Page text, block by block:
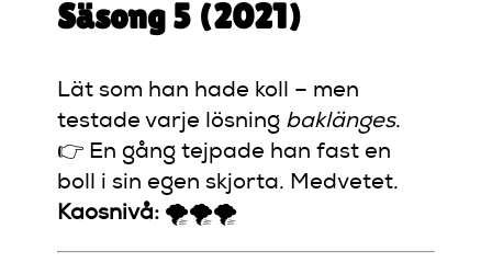
Säsong 5 (2021)
Lät som han hade koll – men
testade varje lösning baklänges.
👉 En gång tejpade han fast en
boll i sin egen skjorta. Medvetet.
Kaosnivå: 🌪️🌪️🌪️